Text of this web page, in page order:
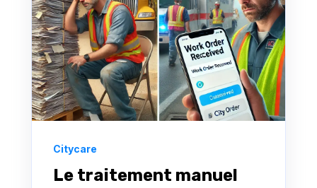
Citycare
Le traitement manuel